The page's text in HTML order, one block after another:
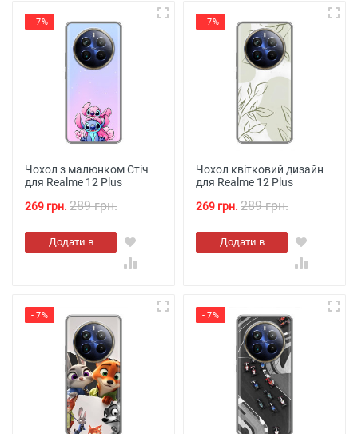
- 7%
Чохол з малюнком Стіч
для Realme 12 Plus
269 грн. 289 грн.
Додати в
кошик
- 7%
Чохол квітковий дизайн
для Realme 12 Plus
269 грн. 289 грн.
Додати в
кошик
- 7% - 7%